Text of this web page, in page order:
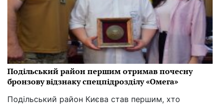
Подільський район першим отримав почесну
бронзову відзнаку спецпідрозділу «Омега»
Подільський район Києва став першим, хто